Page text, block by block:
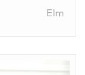
Elm